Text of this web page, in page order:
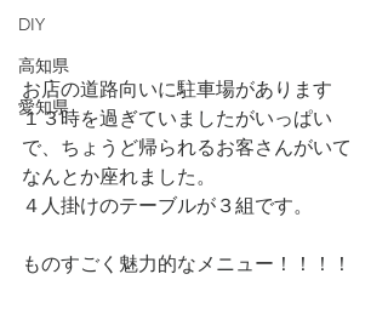
DIY
高知県
愛知県
お店の道路向いに駐車場があります
１３時を過ぎていましたがいっぱい
で、ちょうど帰られるお客さんがいて
なんとか座れました。
４人掛けのテーブルが３組です。
ものすごく魅力的なメニュー！！！！